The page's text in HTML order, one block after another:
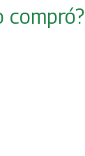
compró?